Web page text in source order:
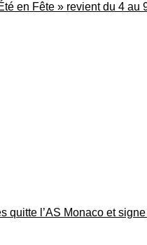
en Fête » revient du 4 au
quitte l’AS Monaco et